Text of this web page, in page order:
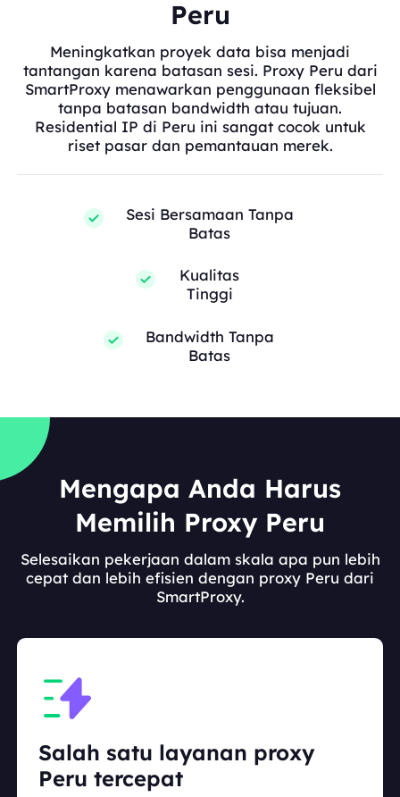
Peru
Meningkatkan proyek data bisa menjadi
tantangan karena batasan sesi. Proxy Peru dari
SmartProxy menawarkan penggunaan fleksibel
tanpa batasan bandwidth atau tujuan.
Residential IP di Peru ini sangat cocok untuk
riset pasar dan pemantauan merek.
Sesi Bersamaan Tanpa
Batas
Kualitas
Tinggi
Bandwidth Tanpa
Batas
Mengapa Anda Harus
Memilih Proxy Peru
Selesaikan pekerjaan dalam skala apa pun lebih
cepat dan lebih efisien dengan proxy Peru dari
SmartProxy.
Salah satu layanan proxy
Peru tercepat